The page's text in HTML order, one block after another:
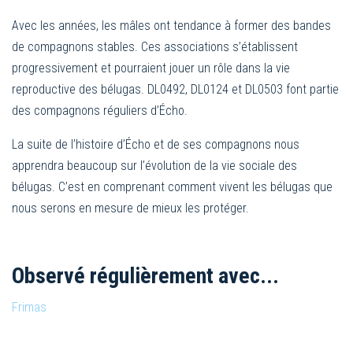
Avec les années, les mâles ont tendance à former des bandes
de compagnons stables. Ces associations s’établissent
progressivement et pourraient jouer un rôle dans la vie
reproductive des bélugas. DL0492, DL0124 et DL0503 font partie
des compagnons réguliers d’Écho.
La suite de l’histoire d’Écho et de ses compagnons nous
apprendra beaucoup sur l’évolution de la vie sociale des
bélugas. C’est en comprenant comment vivent les bélugas que
nous serons en mesure de mieux les protéger.
Observé régulièrement avec...
Frimas